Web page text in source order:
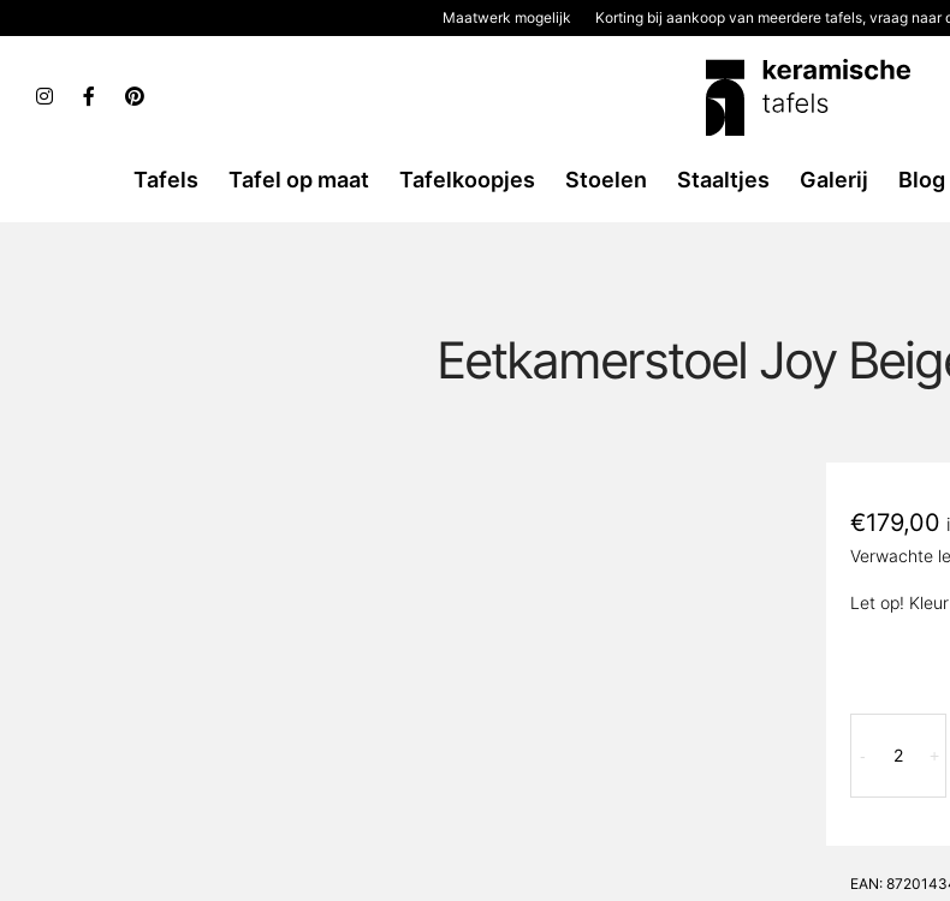
Maatwerk mogelijk Korting bij aankoop van meerdere tafels, vraag naar
Tafels Tafel op maat Tafelkoopjes Stoelen Staaltjes Galerij Blog
Eetkamerstoel Joy
€179,00
Verwachte
Let op!
Joy
+
-
EAN: